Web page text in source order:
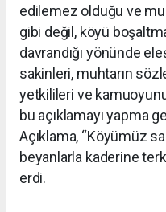
edilemez olduğu ve
gibi değil, köyü
davrandığı yönünde
sakinleri, muhtarın
yetkilileri ve
bu açıklamayı yapma
Açıklama, “Köyümüz
beyanlarla kaderine
erdi.